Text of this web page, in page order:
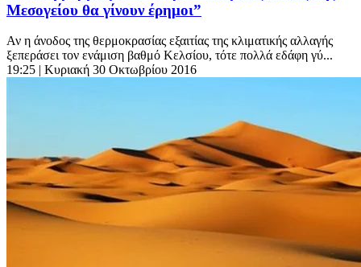
Μεσογείου θα γίνουν έρημοι”
Αν η άνοδος της θερμοκρασίας εξαιτίας της κλιματικής αλλαγής
ξεπεράσει τον ενάμιση βαθμό Κελσίου, τότε πολλά εδάφη γύ...
19:25 | Κυριακή 30 Οκτωβρίου 2016